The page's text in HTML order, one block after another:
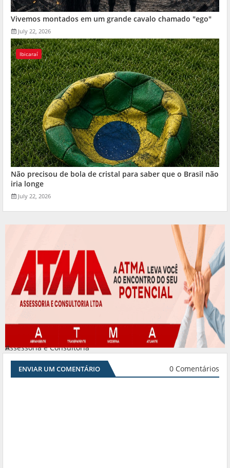
Vivemos montados em um grande cavalo chamado "ego"
July 22, 2026
Ibicaraí
Não precisou de bola de cristal para saber que o Brasil não
iria longe
July 22, 2026
Assessoria e Consultoria
#
ENVIAR UM COMENTÁRIO 0 Comentários